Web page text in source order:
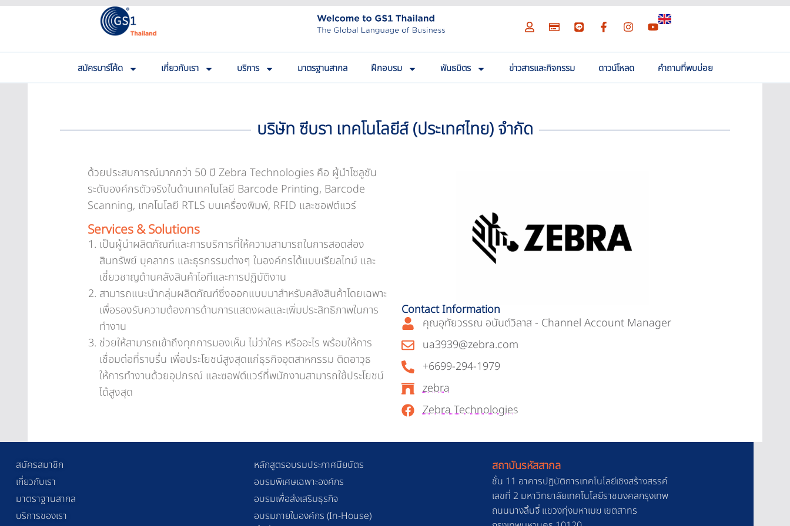
สมัครบาร์โค้ด เกี่ยวกับเรา บริการ มาตรฐานสากล ฝึกอบรม พันธมิตร ข่าวสารและกิจกรรม ดาวน์โหลด คำถามที่พบบ่อย
บริษัท ซีบรา เทคโนโลยีส์ (ประเทศไทย) จำกัด
ด้วยประสบการณ์มากกว่า 50 ปี Zebra Technologies คือ ผู้นำโซลูชัน
ระดับองค์กรตัวจริงในด้านเทคโนโลยี Barcode Printing, Barcode
Scanning, เทคโนโลยี RTLS บนเครื่องพิมพ์, RFID และซอฟต์แวร์
Services & Solutions
เป็นผู้นำผลิตภัณฑ์และการบริการที่ให้ความสามารถในการสอดส่อง
สินทรัพย์ บุคลากร และธุรกรรมต่างๆ ในองค์กรได้แบบเรียลไทม์ และ
เชี่ยวชาญด้านคลังสินค้าไอทีและการปฏิบัติงาน
สามารถแนะนำกลุ่มผลิตภัณฑ์ซึ่งออกแบบมาสำหรับคลังสินค้าโดยเฉพาะ
เพื่อรองรับความต้องการด้านการแสดงผลและเพิ่มประสิทธิภาพในการ
ทำงาน
ช่วยให้สามารถเข้าถึงทุกการมองเห็น ไม่ว่าใคร หรืออะไร พร้อมให้การ
เชื่อมต่อที่ราบรื่น เพื่อประโยชน์สูงสุดแก่ธุรกิจอุตสาหกรรม ติดอาวุธ
ให้การทำงานด้วยอุปกรณ์ และซอฟต์แวร์ที่พนักงานสามารถใช้ประโยชน์
ได้สูงสุด
Contact Information
คุณอุทัยวรรณ อนันต์วิลาส - Channel Account Manager
ua3939@zebra.com
+6699-294-1979
zebra
Zebra Technologies
สมัครสมาชิก
เกี่ยวกับเรา
มาตราฐานสากล
บริการของเรา
หลักสูตรอบรมประกาศนียบัตร
อบรมพิเศษเฉพาะองค์กร
อบรมเพื่อส่งเสริมธุรกิจ
อบรมภายในองค์กร (In-House)
สถาบันรหัสสากล
ชั้น 11 อาคารปฎิบัติการเทคโนโลยีเชิงสร้างสรรค์
เลขที่ 2 มหาวิทยาลัยเทคโนโลยีราชมงคลกรุงเทพ
ถนนนางลิ้นจี่ แขวงทุ่งมหาเมฆ เขตสาทร